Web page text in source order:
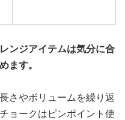
ンジアイテムは気分に合
ます。
さやボリュームを繰り返
ョークはピンポイント使